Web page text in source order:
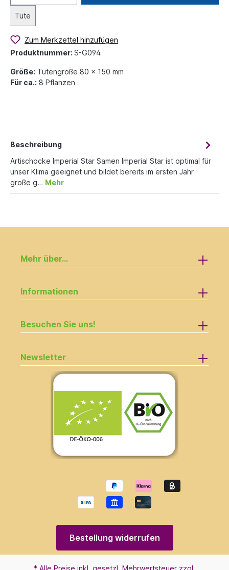
Tüte
Zum Merkzettel hinzufügen
Produktnummer: S-G094
Größe: Tütengröße 80 x 150 mm
Für ca.: 8 Pflanzen
Beschreibung
Artischocke Imperial Star Samen Imperial Star ist optimal für
unser Klima geeignet und bildet bereits im ersten Jahr
große g… Mehr
Mehr über...
Informationen
Besuchen Sie uns!
Newsletter
Bestellung widerrufen
* Alle Preise inkl. gesetzl. Mehrwertsteuer zzgl.